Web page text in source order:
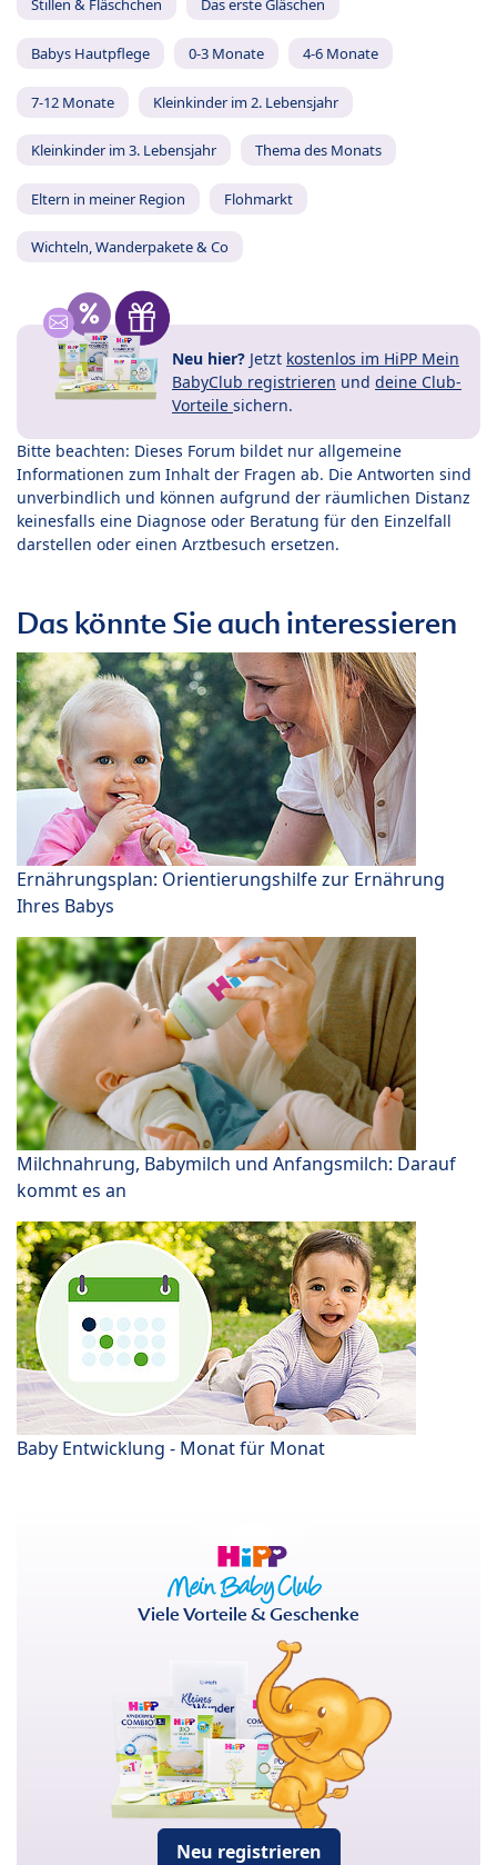
Stillen & Fläschchen Das erste Gläschen
Babys Hautpflege 0-3 Monate 4-6 Monate
7-12 Monate Kleinkinder im 2. Lebensjahr
Kleinkinder im 3. Lebensjahr Thema des Monats
Eltern in meiner Region Flohmarkt
Wichteln, Wanderpakete & Co
Neu hier? Jetzt kostenlos im HiPP Mein
BabyClub registrieren und deine Club-
Vorteile sichern.
Bitte beachten: Dieses Forum bildet nur allgemeine
Informationen zum Inhalt der Fragen ab. Die Antworten sind
unverbindlich und können aufgrund der räumlichen Distanz
keinesfalls eine Diagnose oder Beratung für den Einzelfall
darstellen oder einen Arztbesuch ersetzen.
Das könnte Sie auch interessieren
Ernährungsplan: Orientierungshilfe zur Ernährung
Ihres Babys
Milchnahrung, Babymilch und Anfangsmilch: Darauf
kommt es an
Baby Entwicklung - Monat für Monat
Viele Vorteile & Geschenke
Neu registrieren